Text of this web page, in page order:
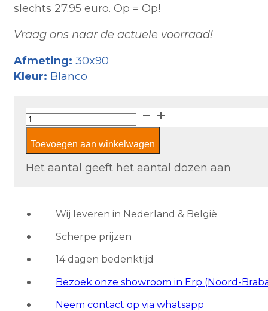
slechts 27.95 euro. Op = Op!
Vraag ons naar de actuele voorraad!
Afmeting: 30x90
Kleur: Blanco
Royal
Tile
Glans
Wit
Toevoegen aan winkelwagen
Het aantal geeft het aantal dozen aan
Wij leveren in Nederland & België
Scherpe prijzen
14 dagen bedenktijd
Bezoek onze showroom in Erp (Noord-
Neem contact op via whatsapp